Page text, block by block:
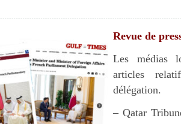
Revue de
Les médias
articles
délégation.
– Qatar